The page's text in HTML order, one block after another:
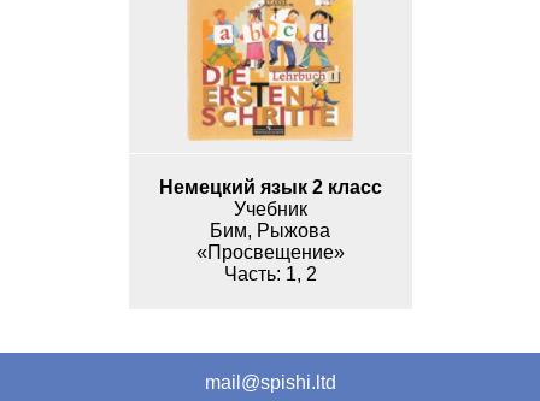
Немецкий язык 2 класс
Учебник
Бим, Рыжова
«Просвещение»
1, 2
mail@spishi.ltd